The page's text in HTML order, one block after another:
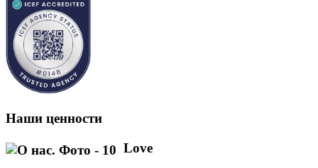
Наши ценности
Love